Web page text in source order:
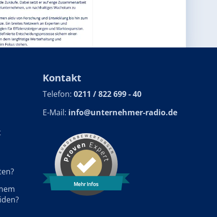
Kontakt
Telefon: 0211 / 822 699 - 40
E-Mail: info@unternehmer-radio.de
Mehr Infos